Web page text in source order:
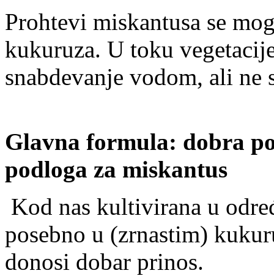
Prohtevi miskantusa se
kukuruza. U toku
snabdevanje vodom, ali
Glavna formula: dobra
podloga za miskantus
Kod nas kultivirana u
posebno u (zrnastim)
donosi dobar prinos.